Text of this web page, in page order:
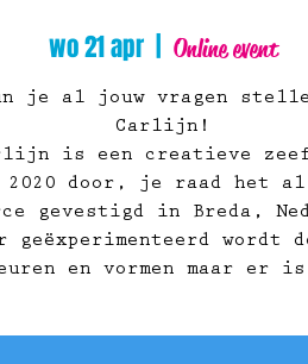
wo 21 apr
  |
Online event
je al jouw vragen
Carlijn!
is een creatieve
2020 door, je raad het
gevestigd in Breda,
geëxperimenteerd wordt
en vormen maar er is